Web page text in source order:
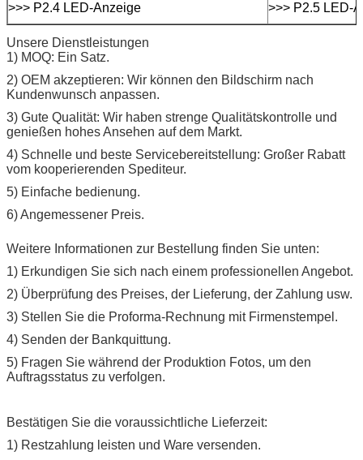
>>> P2.4 LED-Anzeige >>> P2.5 LED-
Unsere Dienstleistungen
1) MOQ: Ein Satz.
2) OEM akzeptieren: Wir können den Bildschirm nach
Kundenwunsch anpassen.
3) Gute Qualität: Wir haben strenge Qualitätskontrolle und
genießen hohes Ansehen auf dem Markt.
4) Schnelle und beste Servicebereitstellung: Großer Rabatt
vom kooperierenden Spediteur.
5) Einfache bedienung.
6) Angemessener Preis.
Weitere Informationen zur Bestellung finden Sie unten:
1) Erkundigen Sie sich nach einem professionellen Angebot.
2) Überprüfung des Preises, der Lieferung, der Zahlung usw.
3) Stellen Sie die Proforma-Rechnung mit Firmenstempel.
4) Senden der Bankquittung.
5) Fragen Sie während der Produktion Fotos, um den
Auftragsstatus zu verfolgen.
Bestätigen Sie die voraussichtliche Lieferzeit:
1) Restzahlung leisten und Ware versenden.